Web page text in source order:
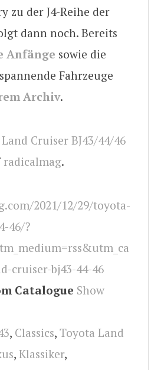
zu der J4-Reihe der
dann noch. Bereits
Anfänge sowie die
Fahrzeuge
Archiv.
Cruiser BJ43/44/46
radicalmag.
2021/12/29/toyota-
46/?
cruiser-bj43-44-46
Catalogue Show
, Classics, Toyota Land
, Klassiker,